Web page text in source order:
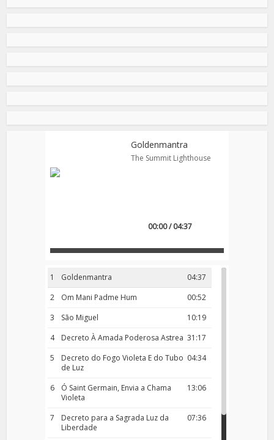
Goldenmantra
The Summit Lighthouse
00:00 / 04:37
1 04:37
Goldenmantra
2
00:52
Om Mani Padme Hum
3
10:19
São Miguel
4
31:17
Decreto À Amada Poderosa Astrea
5
04:34
Decreto do Fogo Violeta E do Tubo
de Luz
6
13:06
Ó Saint Germain, Envia a Chama
Violeta
7
07:36
Decreto para a Sagrada Luz da
Liberdade